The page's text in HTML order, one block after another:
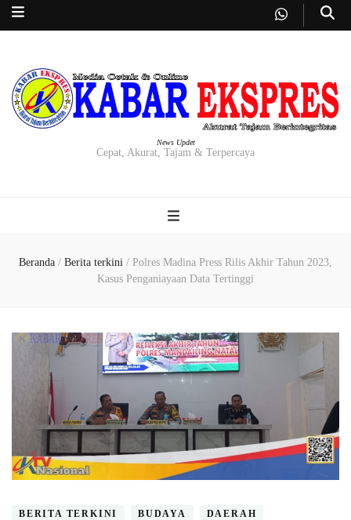
News Updet
Cepat, Akurat, Tajam & Terpercaya
Beranda / Berita terkini / Polres Madina Press Rilis Akhir Tahun 2023,
Kasus Penganiayaan Data Tertinggi
BERITA TERKINI BUDAYA
DAERAH